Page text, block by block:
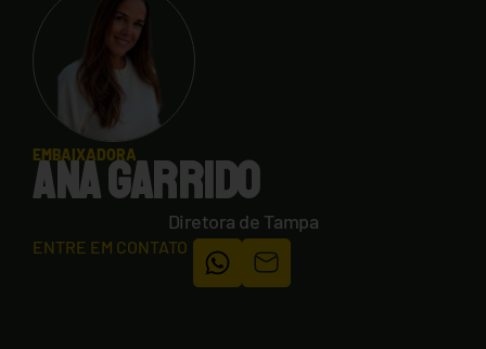
EMBAIXADORA
ANA GARRIDO
Diretora de Tampa
ENTRE EM CONTATO